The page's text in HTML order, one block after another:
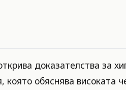
доказателства за
обяснява високата